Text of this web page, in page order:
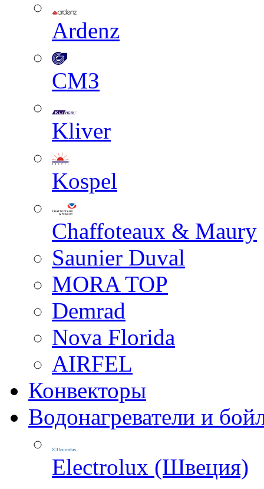
Ardenz
СМЗ
Kliver
Kospel
Chaffoteaux & Maury
Saunier Duval
MORA TOP
Demrad
Nova Florida
AIRFEL
Конвекторы
Водонагреватели и
Electrolux (Швеция)